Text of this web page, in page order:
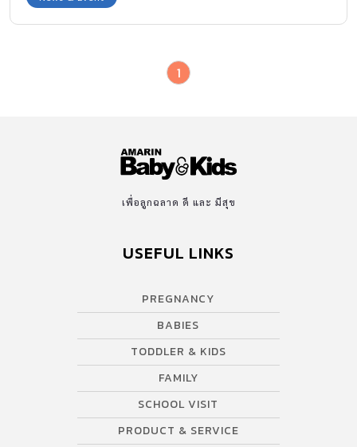
1
เพื่อลูกฉลาด ดี และ มีสุข
USEFUL LINKS
PREGNANCY
BABIES
TODDLER & KIDS
FAMILY
SCHOOL VISIT
PRODUCT & SERVICE